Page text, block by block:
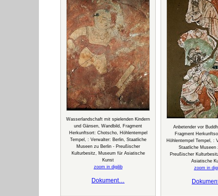
Wasserlandschaft mit spielenden Kindern
und Gänsen, Wandbild, Fragment
Herkunftsort: Chotscho, Höhlentempel
Tempel, : Verwalter: Berlin, Staatliche
Museen zu Berlin - Preußischer
Kulturbesitz, Museum für Asiatische
Kunst
zoom in digilib
Dokument…
Anbetender vor
Fragment
Höhlentempel Tempel, :
Staatliche Museen
Preußischer
Asiatische
zoom in